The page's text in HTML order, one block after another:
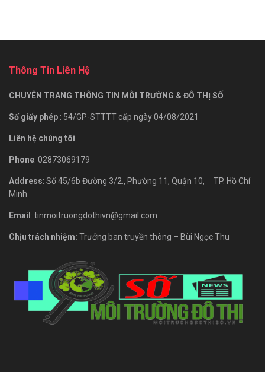
Thông Tin Liên Hệ
CHUYÊN TRANG THÔNG TIN MÔI TRƯỜNG & ĐÔ THỊ SỐ
Số giấy phép : 54/GP-STTTT cấp ngày 04/08/2021
Liên hệ chúng tôi
Phone: 02873069179
Address: Số 45/6b Đường 3/2., Phường 11, Quận 10, TP. Hồ Chí
Minh
Email : tinmoitruongdothivn@gmail.com
Chịu trách nhiệm: Trưởng ban truyền thông – Bùi Ngọc Thu